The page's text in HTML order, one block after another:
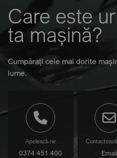
Care este
ta mașină?
Cumpărați cele mai dorite
lume.
Apelează-ne
0374 451 400 Email